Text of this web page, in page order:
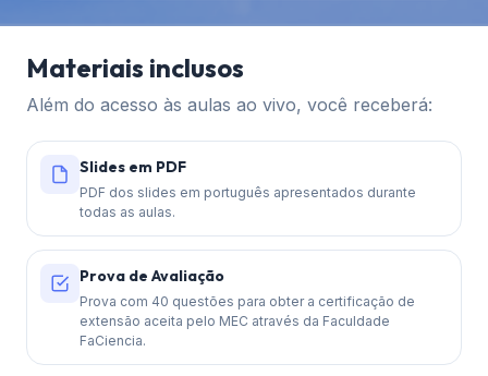
Materiais inclusos
Além do acesso às aulas ao vivo, você receberá:
Slides em PDF
PDF dos slides em português apresentados durante
todas as aulas.
Prova de Avaliação
Prova com 40 questões para obter a certificação de
extensão aceita pelo MEC através da Faculdade
FaCiencia.